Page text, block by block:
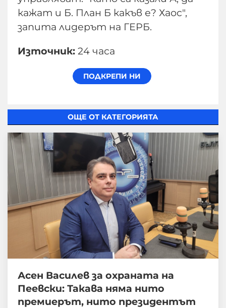
кажат и Б. План Б какъв е? Хаос",
запита лидерът на ГЕРБ.
Източник: 24 часа
ОЩЕ ОТ КАТЕГОРИЯТА
Асен Василев за охраната на
Пеевски: Такава няма нито
премиерът, нито президентът